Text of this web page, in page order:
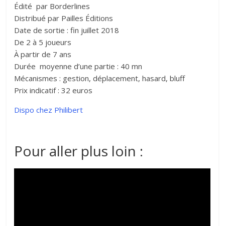
Édité par Borderlines
Distribué par Pailles Éditions
Date de sortie : fin juillet 2018
De 2 à 5 joueurs
À partir de 7 ans
Durée moyenne d’une partie : 40 mn
Mécanismes : gestion, déplacement, hasard, bluff
Prix indicatif : 32 euros
Dispo chez Philibert
Pour aller plus loin :